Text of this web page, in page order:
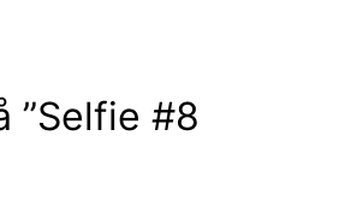
”Selfie #8